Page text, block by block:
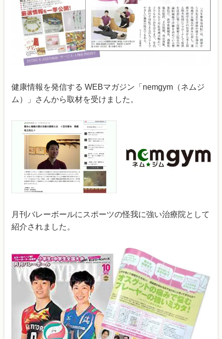
健康情報を発信する WEBマガジン「nemgym（ネムジ
ム）」さんから取材を受けました。
月刊バレーボールにスポーツの怪我に強い治療院として
紹介されました。